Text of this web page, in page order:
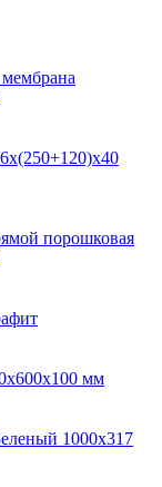
порошковая
мм
1000х317